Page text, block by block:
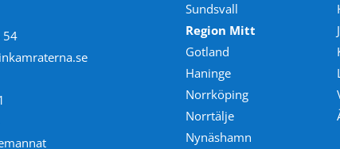
54
Sundsvall
Region Mitt
Gotland
Haninge
Norrköping
Norrtälje
Nynäshamn